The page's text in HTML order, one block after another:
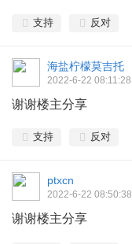
支持 反对
海盐柠檬莫吉托
2022-6-22 08:11:28
谢谢楼主分享
支持 反对
ptxcn
2022-6-22 08:50:38
谢谢楼主分享